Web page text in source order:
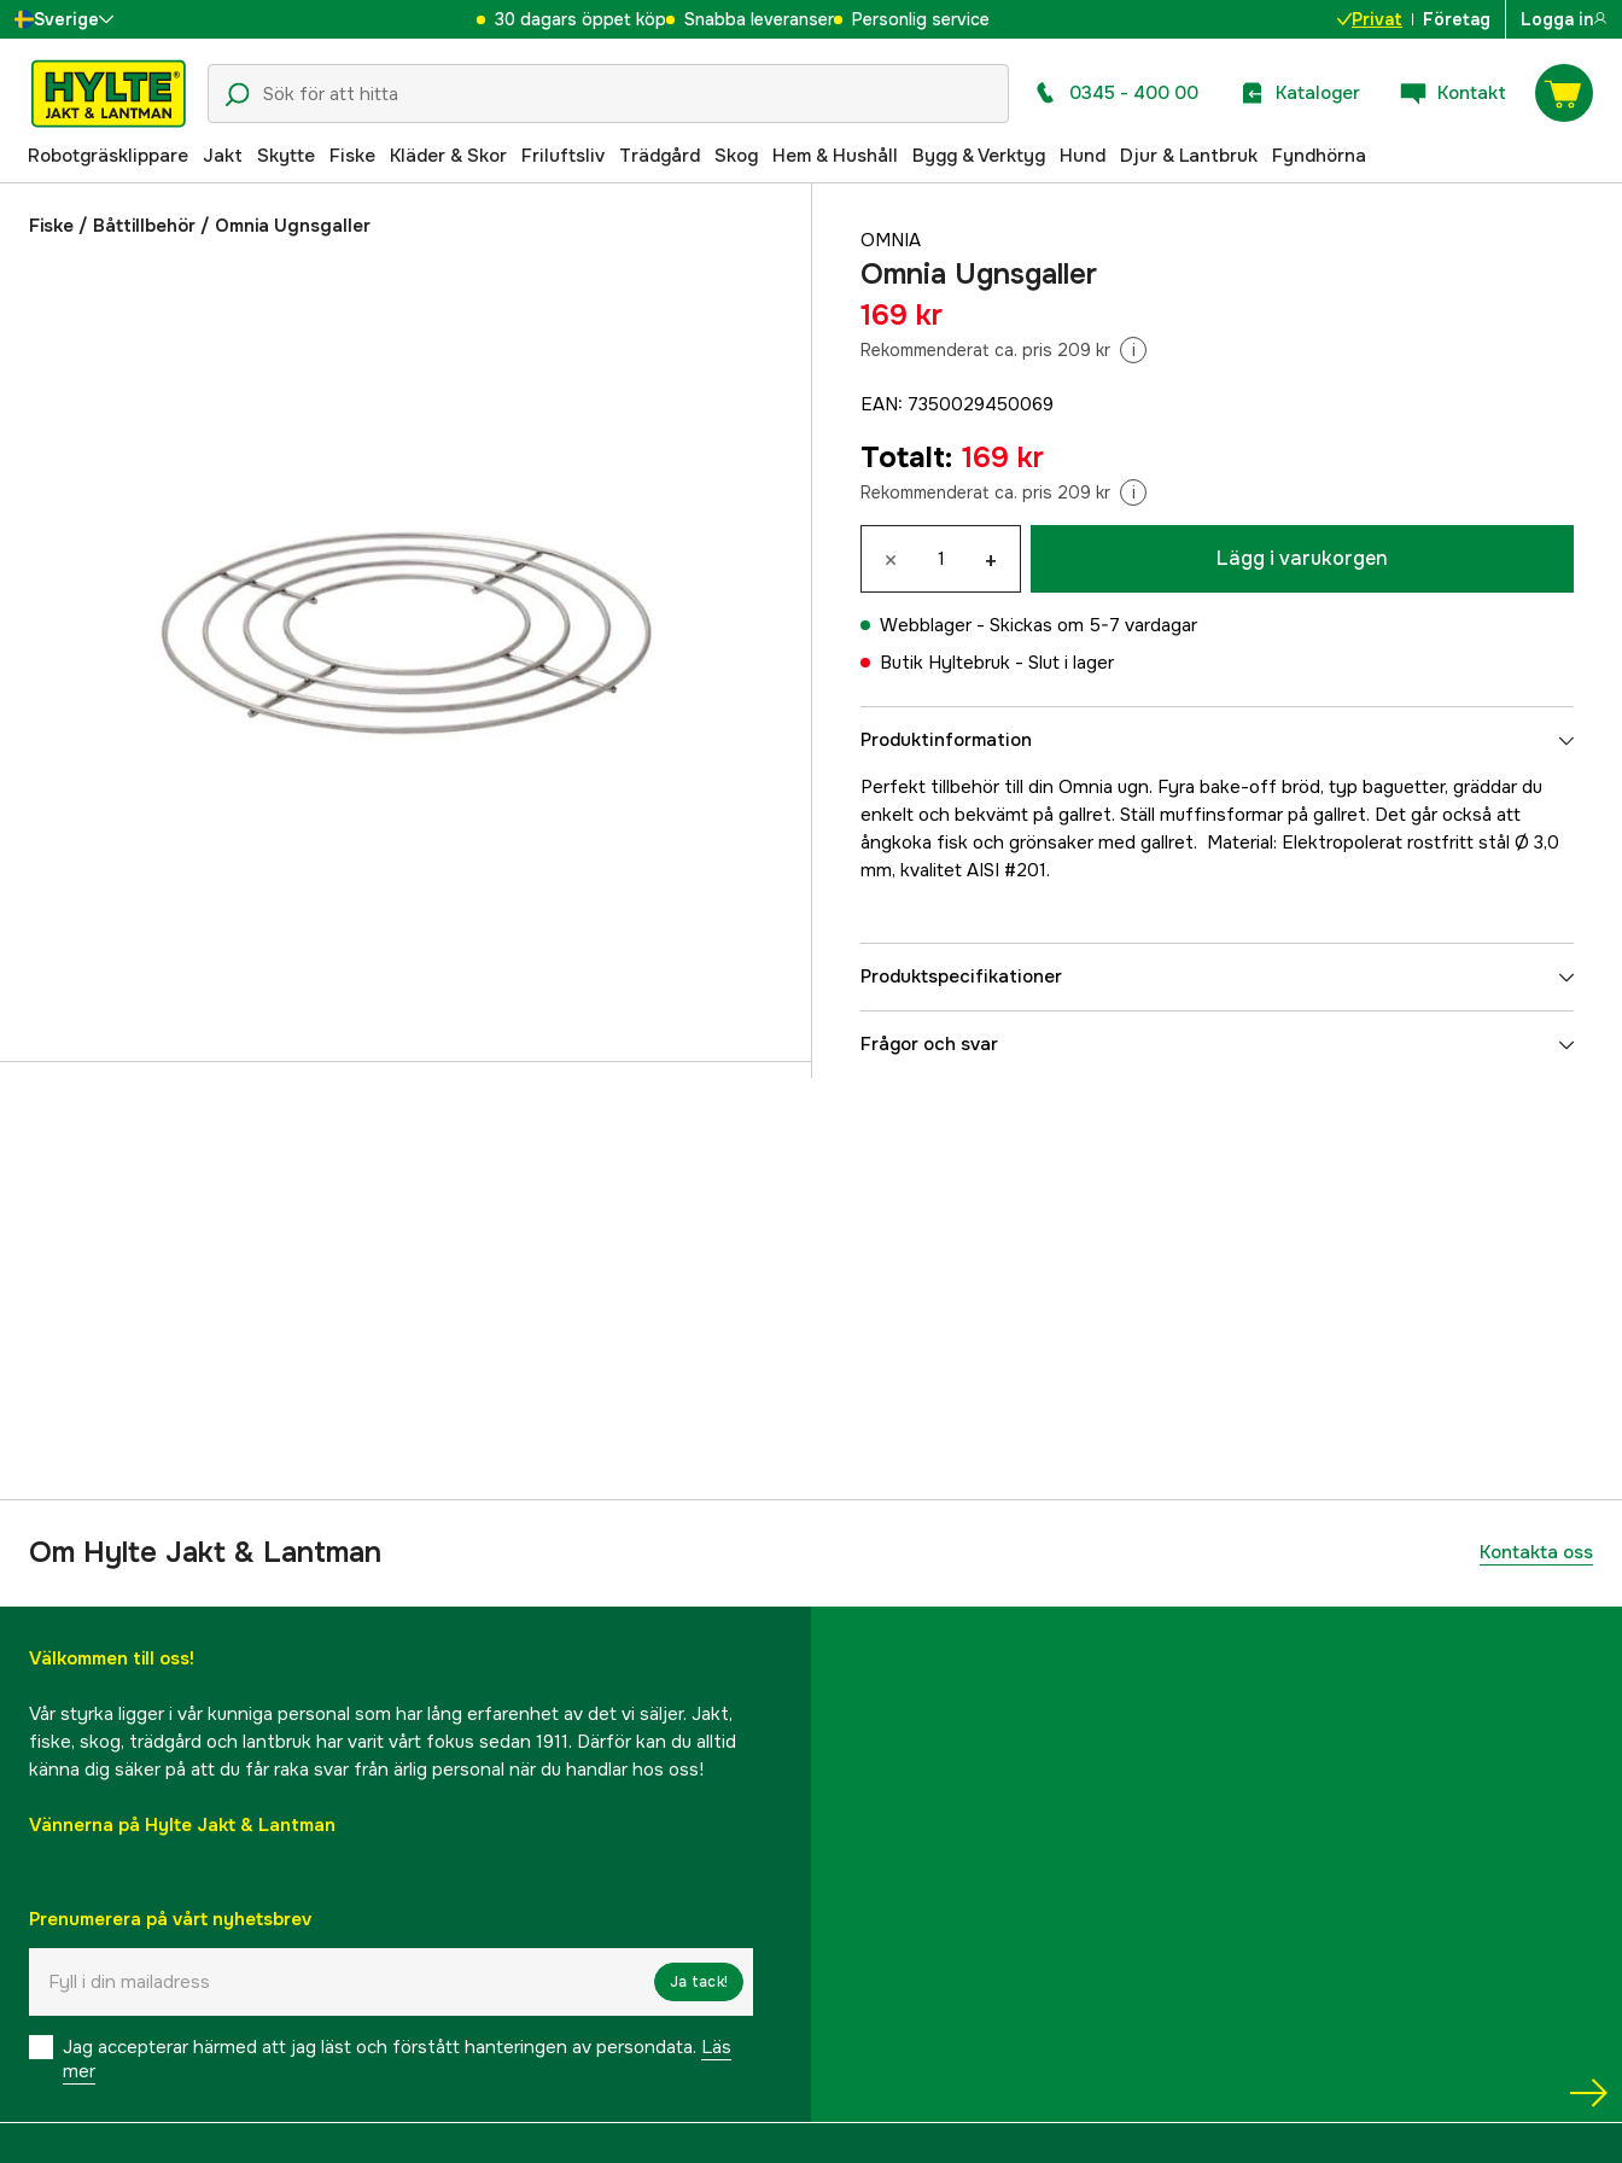
Sverige
Danmark
Suomi
Norge
Deutschland
30 dagars öppet köp Snabba leveranser Personlig service Privat Företag Logga in
0345 - 400 00 Kataloger Kontakt
Robotgräsklippare Jakt Skytte Fiske Kläder & Skor Friluftsliv Trädgård Skog Hem & Hushåll Bygg & Verktyg Hund Djur & Lantbruk Fyndhörna
Fiske / Båttillbehör / Omnia Ugnsgaller
OMNIA
Omnia Ugnsgaller
169 kr
Rekommenderat ca. pris 209 kr i
EAN: 7350029450069
Totalt: 169 kr
Rekommenderat ca. pris 209 kr i
× + Lägg i varukorgen
Webblager - Skickas om 5-7 vardagar
Butik Hyltebruk - Slut i lager
Produktinformation
Perfekt tillbehör till din Omnia ugn. Fyra bake-off bröd, typ baguetter, gräddar du
enkelt och bekvämt på gallret. Ställ muffinsformar på gallret. Det går också att
ångkoka fisk och grönsaker med gallret. Material: Elektropolerat rostfritt stål Ø 3,0
mm, kvalitet AISI #201.
Produktspecifikationer
Referensnummer
Frågor och svar
Om Hylte Jakt & Lantman Kontakta oss
Välkommen till oss!
Vår styrka ligger i vår kunniga personal som har lång erfarenhet av det vi säljer. Jakt,
fiske, skog, trädgård och lantbruk har varit vårt fokus sedan 1911. Därför kan du alltid
känna dig säker på att du får raka svar från ärlig personal när du handlar hos oss!
Vännerna på Hylte Jakt & Lantman
Prenumerera på vårt nyhetsbrev
Ja tack!
Jag accepterar härmed att jag läst och förstått hanteringen av persondata. Läs
mer